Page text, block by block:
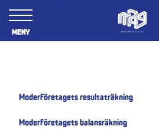
Årsredovisning 2018/19
Moderföretagets resultaträkning
Moderföretagets balansräkning
Meny